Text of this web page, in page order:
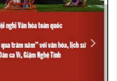
Next